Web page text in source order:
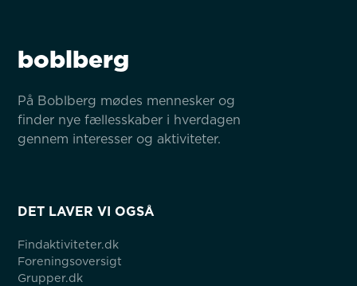
boblberg
På Boblberg mødes mennesker og
finder nye fællesskaber i hverdagen
gennem interesser og aktiviteter.
DET LAVER VI OGSÅ
Findaktiviteter.dk
Foreningsoversigt
Grupper.dk